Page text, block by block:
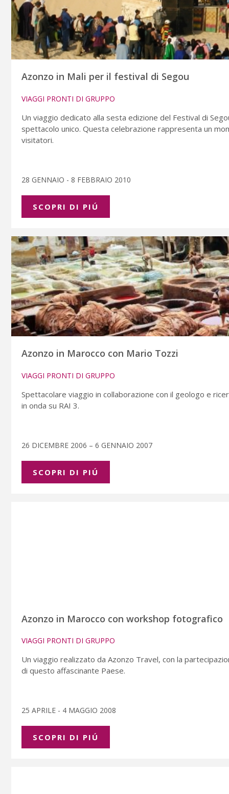
Azonzo in Mali per il festival di Segou
VIAGGI PRONTI DI GRUPPO
Un viaggio dedicato alla sesta edizione del Festival di
spettacolo unico. Questa celebrazione rappresenta un
visitatori.
28 GENNAIO - 8 FEBBRAIO 2010
SCOPRI DI PIÚ
Azonzo in Marocco con Mario Tozzi
VIAGGI PRONTI DI GRUPPO
Spettacolare viaggio in collaborazione con il geologo e
in onda su RAI 3.
26 DICEMBRE 2006 – 6 GENNAIO 2007
SCOPRI DI PIÚ
Azonzo in Marocco con workshop fotografico
VIAGGI PRONTI DI GRUPPO
Un viaggio realizzato da Azonzo Travel, con la
di questo affascinante Paese.
25 APRILE - 4 MAGGIO 2008
SCOPRI DI PIÚ